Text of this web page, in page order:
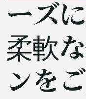
ーズ
柔軟
ンを